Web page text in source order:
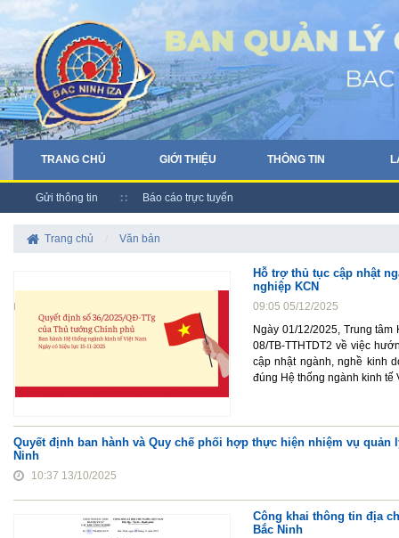
TRANG CHỦ GIỚI THIỆU THÔNG TIN
Gửi thông tin Báo cáo trực tuyến
Trang chủ Văn bản
Hỗ trợ thủ tục cập nhật
nghiệp KCN
09:05 05/12/2025
Ngày 01/12/2025, Trung
08/TB-TTHTDT2 về việc
cập nhật ngành, nghề kinh
đúng Hệ thống ngành kinh tế
Quyết định ban hành và Quy chế phối hợp thực hiện nhiệm vụ
Ninh
10:37 13/10/2025
Công khai thông tin địa
Bắc Ninh